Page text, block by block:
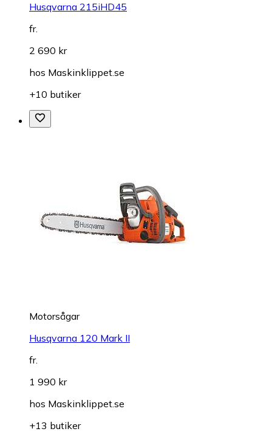
Husqvarna 215iHD45
fr.
2 690 kr
hos Maskinklippet.se
+10 butiker
Motorsågar
Husqvarna 120 Mark II
fr.
1 990 kr
hos Maskinklippet.se
+13 butiker